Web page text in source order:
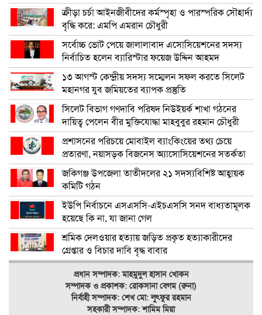
ক্রীড়া চর্চা আইনজীবীদের কর্মস্পৃহা ও পারস্পরিক সৌহার্দ্য
বৃদ্ধি করে: এমপি এমরান চৌধুরী
সর্বোচ্চ ভোট পেয়ে জালালাবাদ এসোসিয়েশনের সদস্য
নির্বাচিত হলেন ব্যারিস্টার ফয়েজ উদ্দিন আহমদ
১৩ আগস্ট কেন্দ্রীয় সদস্য সম্মেলন সফল করতে সিলেট
মহানগর যুব জমিয়তের ব্যাপক প্রস্তুতি
সিলেট বিভাগ গণদাবি পরিষদ নিউইয়র্ক শাখা গঠনের
দায়িত্ব পেলেন বীর মুক্তিযোদ্ধা মাহবুবুর রহমান চৌধুরী
প্রশাসনের পরিচয়ে মোবাইল ব্যাংকিংয়ের তথ্য চেয়ে
প্রতারণা, নয়াসড়ক বিজনেস অ্যাসোসিয়েশনের সতর্কতা
জকিগঞ্জ উপজেলা তাতীদলের ২১ সদস্যবিশিষ্ট আহ্বায়ক
কমিটি গঠন
ইউপি নির্বাচনে এসএসসি-এইচএসসি সনদ বাধ্যতামূলক
হয়েছে কি না, যা জানা গেল
শ্রমিক দেলওয়ার হত্যায় জড়িত প্রকৃত হত্যাকারীদের
গ্রেপ্তার ও বিচার দাবি বৃদ্ধ বাবার
প্রধান সম্পাদক: মাহমুদুল হাসান খোকন
সম্পাদক ও প্রকাশক: রোকসানা বেগম (রুনা)
নির্বাহী সম্পাদক: শেখ মো: লুৎফুর রহমান
সহকারী সম্পাদক: শামিম মিয়া